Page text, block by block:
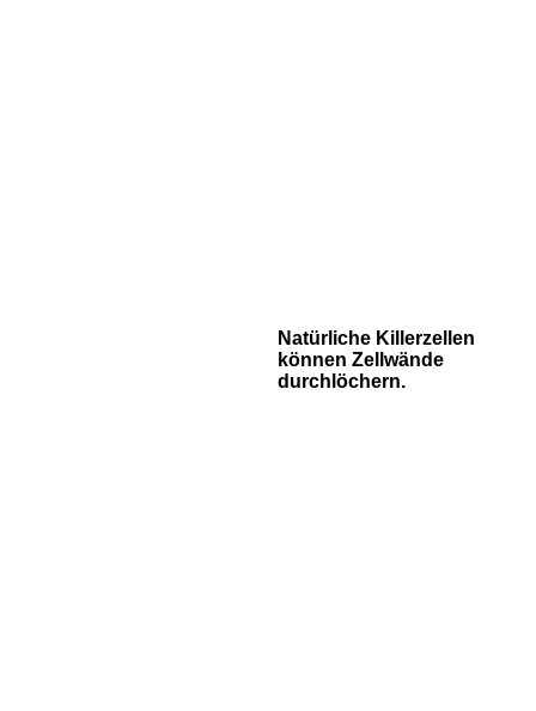
Natürliche Killerzellen
können Zellwände
durchlöchern.